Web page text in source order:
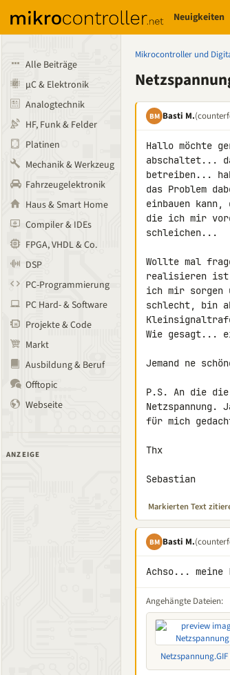
Neuigkeiten
Alle Beiträge
µC & Elektronik
Analogtechnik
HF, Funk & Felder
Platinen
Mechanik & Werkzeug
Fahrzeugelektronik
Haus & Smart Home
Compiler & IDEs
FPGA, VHDL & Co.
DSP
PC-Programmierung
PC Hard- & Software
Projekte & Code
Markt
Ausbildung & Beruf
Offtopic
Webseite
ANZEIGE
Mikrocontroller und
BM Basti M.
Hallo möchte
abschaltet...
betreiben...
das Problem
einbauen
die ich mir
schleichen...
Wollte mal
realisieren
ich mir sorgen
schlecht, bin
Wie gesagt...
Jemand ne
P.S. An die
für mich
Thx
Sebastian
Markierten Text
BM Basti M.
Achso... meine
Angehängte Dateien:
Netzspannung.GIF